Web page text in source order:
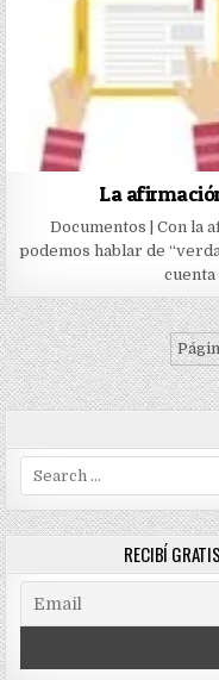
La
Documentos | Con la
podemos hablar de
cuenta
for:
RECIBÍ